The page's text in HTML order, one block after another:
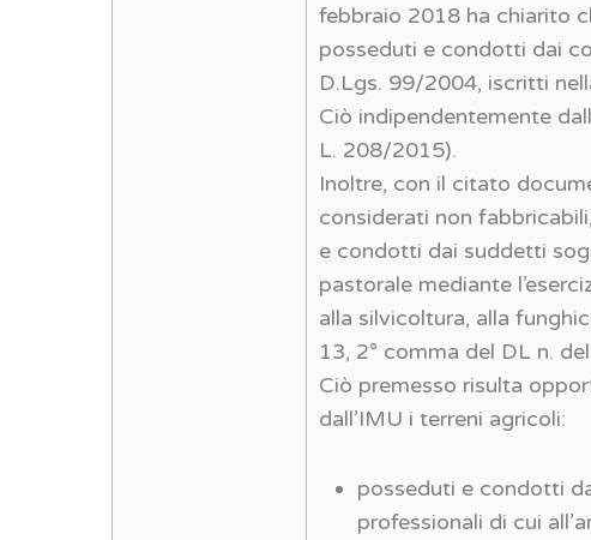
febbraio 2018 ha chiarito
posseduti e condotti dai
D.Lgs. 99/2004, iscritti
Ciò indipendentemente
L. 208/2015).
Inoltre, con il citato
considerati non
e condotti dai suddetti
pastorale mediante
alla silvicoltura, alla
13, 2° comma del DL n.
Ciò premesso risulta
dall’IMU i terreni agricoli:
posseduti e condotti
professionali di cui